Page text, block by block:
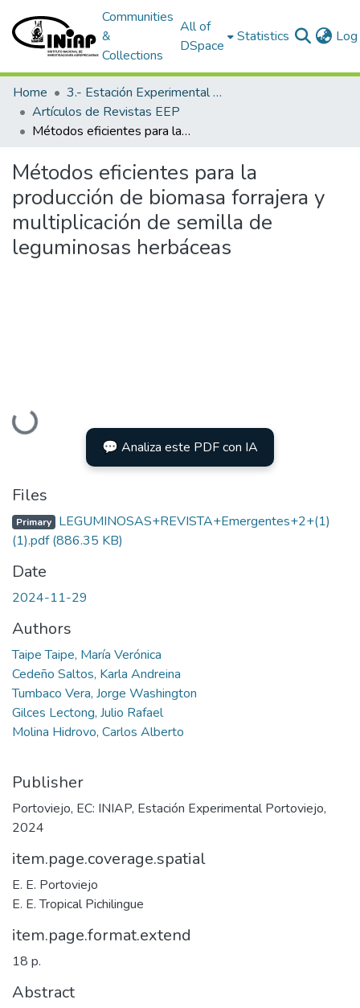
Communities
&
Collections
All of
DSpace
Statistics
Home
3.- Estación Experimental Portoviejo
Artículos de Revistas EEP
Métodos eficientes para la producción de biomasa forrajera y multiplicación de semilla de leguminosas herbáceas
Métodos eficientes para la
producción de biomasa forrajera y
multiplicación de semilla de
leguminosas herbáceas
Loading...
💬 Analiza este PDF con IA
Files
Primary LEGUMINOSAS+REVISTA+Emergentes+2+(1)
(1).pdf(886.35 KB)
Date
2024-11-29
Authors
Taipe Taipe, María Verónica
Cedeño Saltos, Karla Andreina
Tumbaco Vera, Jorge Washington
Gilces Lectong, Julio Rafael
Molina Hidrovo, Carlos Alberto
Publisher
Portoviejo, EC: INIAP, Estación Experimental Portoviejo,
2024
item.page.coverage.spatial
E. E. Portoviejo
E. E. Tropical Pichilingue
item.page.format.extend
18 p.
Abstract